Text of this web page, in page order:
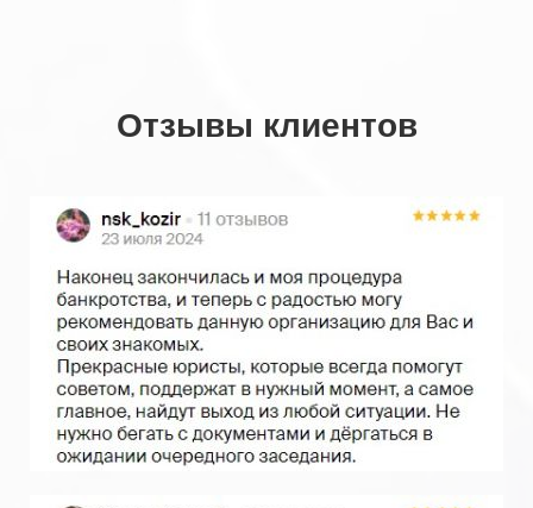
Отзывы клиентов